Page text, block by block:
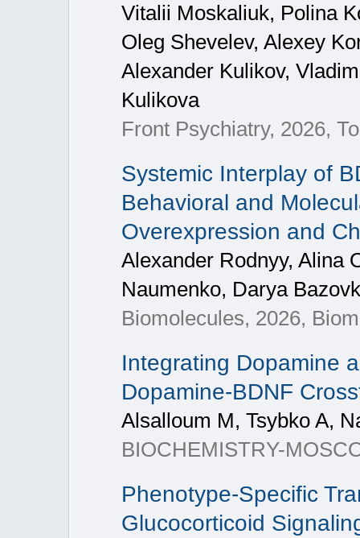
Vitalii Moskaliuk, Polina
Oleg Shevelev, Alexey
Alexander Kulikov,
Kulikova
Front Psychiatry, 2026,
Systemic Interplay of
Behavioral and
Overexpression and
Alexander Rodnyy, Alina
Naumenko, Darya
Biomolecules, 2026,
Integrating Dopamine
Dopamine-BDNF
Alsalloum M, Tsybko A,
BIOCHEMISTRY-
Phenotype-Specific
Glucocorticoid